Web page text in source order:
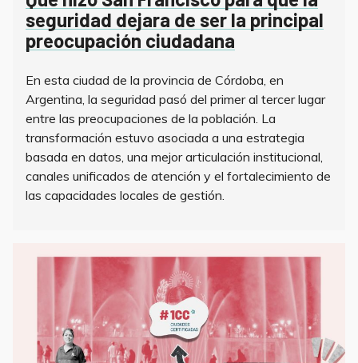
seguridad dejara de ser la principal
preocupación ciudadana
En esta ciudad de la provincia de Córdoba, en
Argentina, la seguridad pasó del primer al tercer lugar
entre las preocupaciones de la población. La
transformación estuvo asociada a una estrategia
basada en datos, una mejor articulación institucional,
canales unificados de atención y el fortalecimiento de
las capacidades locales de gestión.